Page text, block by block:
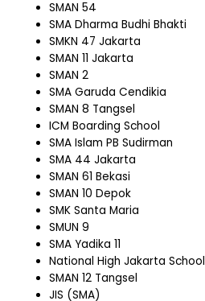
SMAN 54
SMA Dharma Budhi Bhakti
SMKN 47 Jakarta
SMAN 11 Jakarta
SMAN 2
SMA Garuda Cendikia
SMAN 8 Tangsel
ICM Boarding School
SMA Islam PB Sudirman
SMA 44 Jakarta
SMAN 61 Bekasi
SMAN 10 Depok
SMK Santa Maria
SMUN 9
SMA Yadika 11
National High Jakarta School
SMAN 12 Tangsel
JIS (SMA)